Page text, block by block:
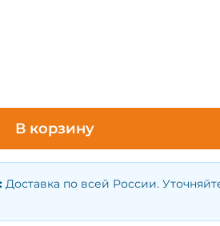
В корзину
: Доставка по всей России.